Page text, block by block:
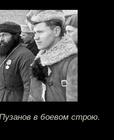
в боевом строю.